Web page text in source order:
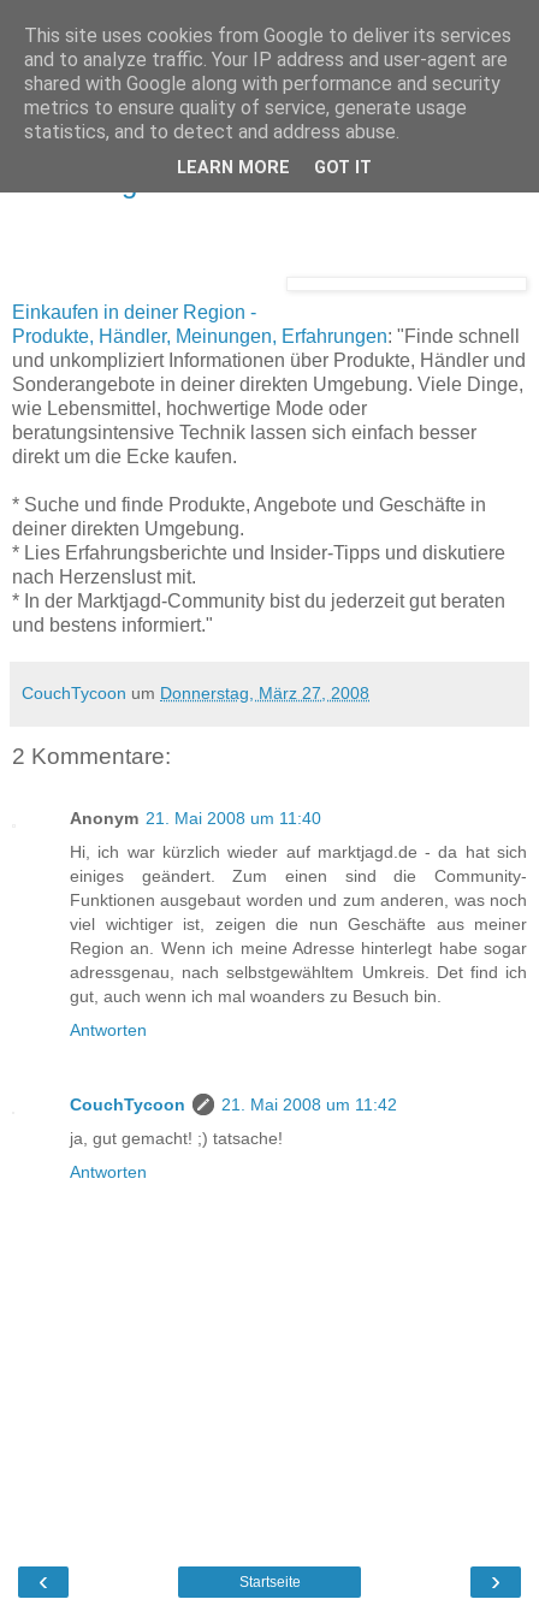
Donnerstag, 27. März 2008
marktjagd.de - Einkaufen in deiner
Region - Produkte, Händler, Meinungen,
Einkaufen in deiner Region -
Produkte, Händler, Meinungen, Erfahrungen: "Finde schnell
und unkompliziert Informationen über Produkte, Händler und
Sonderangebote in deiner direkten Umgebung. Viele Dinge,
wie Lebensmittel, hochwertige Mode oder
beratungsintensive Technik lassen sich einfach besser
direkt um die Ecke kaufen.
* Suche und finde Produkte, Angebote und Geschäfte in
deiner direkten Umgebung.
* Lies Erfahrungsberichte und Insider-Tipps und diskutiere
nach Herzenslust mit.
* In der Marktjagd-Community bist du jederzeit gut beraten
und bestens informiert."
CouchTycoon um Donnerstag, März 27, 2008
2 Kommentare:
Anonym 21. Mai 2008 um 11:40
Hi, ich war kürzlich wieder auf marktjagd.de - da hat sich
einiges geändert. Zum einen sind die Community-
Funktionen ausgebaut worden und zum anderen, was noch
viel wichtiger ist, zeigen die nun Geschäfte aus meiner
Region an. Wenn ich meine Adresse hinterlegt habe sogar
adressgenau, nach selbstgewähltem Umkreis. Det find ich
gut, auch wenn ich mal woanders zu Besuch bin.
Antworten
CouchTycoon
21. Mai 2008 um 11:42
ja, gut gemacht! ;) tatsache!
Antworten
‹ ›
Startseite
This site uses cookies from Google to deliver its services
and to analyze traffic. Your IP address and user-agent are
shared with Google along with performance and security
metrics to ensure quality of service, generate usage
statistics, and to detect and address abuse.
LEARN MORE GOT IT